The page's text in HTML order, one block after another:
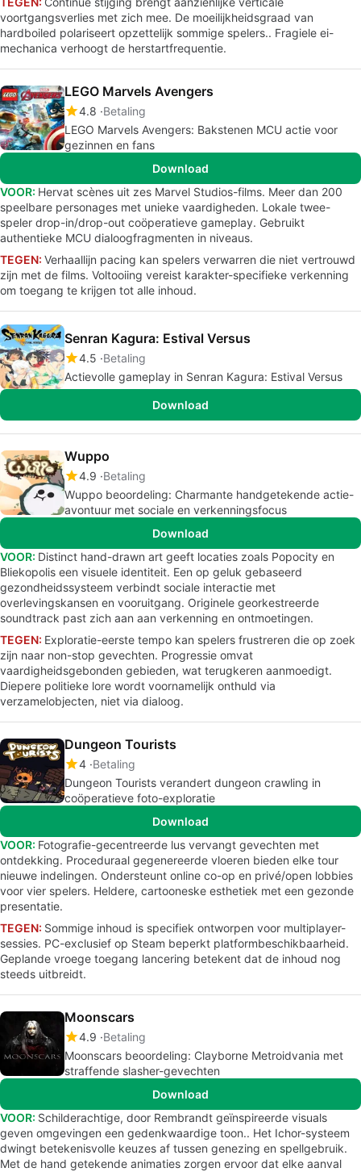
voortgangsverlies met zich mee. De moeilijkheidsgraad van
hardboiled polariseert opzettelijk sommige spelers.. Fragiele ei-
mechanica verhoogt de herstartfrequentie.
LEGO Marvels Avengers
4.8 Betaling
LEGO Marvels Avengers: Bakstenen MCU actie voor
gezinnen en fans
Download
VOOR: Hervat scènes uit zes Marvel Studios-films. Meer dan 200
speelbare personages met unieke vaardigheden. Lokale twee-
speler drop-in/drop-out coöperatieve gameplay. Gebruikt
authentieke MCU dialoogfragmenten in niveaus.
TEGEN: Verhaallijn pacing kan spelers verwarren die niet vertrouwd
zijn met de films. Voltooiing vereist karakter-specifieke verkenning
om toegang te krijgen tot alle inhoud.
Senran Kagura: Estival Versus
4.5 Betaling
Actievolle gameplay in Senran Kagura: Estival Versus
Download
Wuppo
4.9 Betaling
Wuppo beoordeling: Charmante handgetekende actie-
avontuur met sociale en verkenningsfocus
Download
VOOR: Distinct hand-drawn art geeft locaties zoals Popocity en
Bliekopolis een visuele identiteit. Een op geluk gebaseerd
gezondheidssysteem verbindt sociale interactie met
overlevingskansen en vooruitgang. Originele georkestreerde
soundtrack past zich aan aan verkenning en ontmoetingen.
TEGEN: Exploratie-eerste tempo kan spelers frustreren die op zoek
zijn naar non-stop gevechten. Progressie omvat
vaardigheidsgebonden gebieden, wat terugkeren aanmoedigt.
Diepere politieke lore wordt voornamelijk onthuld via
verzamelobjecten, niet via dialoog.
Dungeon Tourists
4 Betaling
Dungeon Tourists verandert dungeon crawling in
coöperatieve foto-exploratie
Download
VOOR: Fotografie-gecentreerde lus vervangt gevechten met
ontdekking. Proceduraal gegenereerde vloeren bieden elke tour
nieuwe indelingen. Ondersteunt online co-op en privé/open lobbies
voor vier spelers. Heldere, cartooneske esthetiek met een gezonde
presentatie.
TEGEN: Sommige inhoud is specifiek ontworpen voor multiplayer-
sessies. PC-exclusief op Steam beperkt platformbeschikbaarheid.
Geplande vroege toegang lancering betekent dat de inhoud nog
steeds uitbreidt.
Moonscars
4.9 Betaling
Moonscars beoordeling: Clayborne Metroidvania met
straffende slasher-gevechten
Download
VOOR: Schilderachtige, door Rembrandt geïnspireerde visuals
geven omgevingen een gedenkwaardige toon.. Het Ichor-systeem
dwingt betekenisvolle keuzes af tussen genezing en spellgebruik.
Met de hand getekende animaties zorgen ervoor dat elke aanval